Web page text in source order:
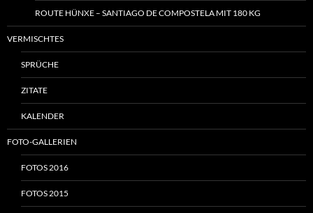
ROUTE HÜNXE – SANTIAGO DE COMPOSTELA MIT 180 KG
VERMISCHTES
SPRÜCHE
ZITATE
KALENDER
FOTO-GALLERIEN
FOTOS 2016
FOTOS 2015